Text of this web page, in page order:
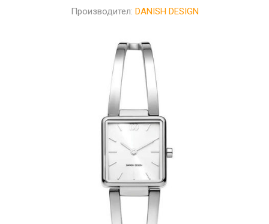
Производител: DANISH DESIGN